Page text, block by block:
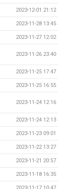
2023-12-01 21:12
2023-11-28 13:45
2023-11-27 12:02
2023-11-26 23:40
2023-11-25 17:47
2023-11-25 16:55
2023-11-24 12:16
2023-11-24 12:13
2023-11-23 09:01
2023-11-22 13:27
2023-11-21 20:57
2023-11-18 16:35